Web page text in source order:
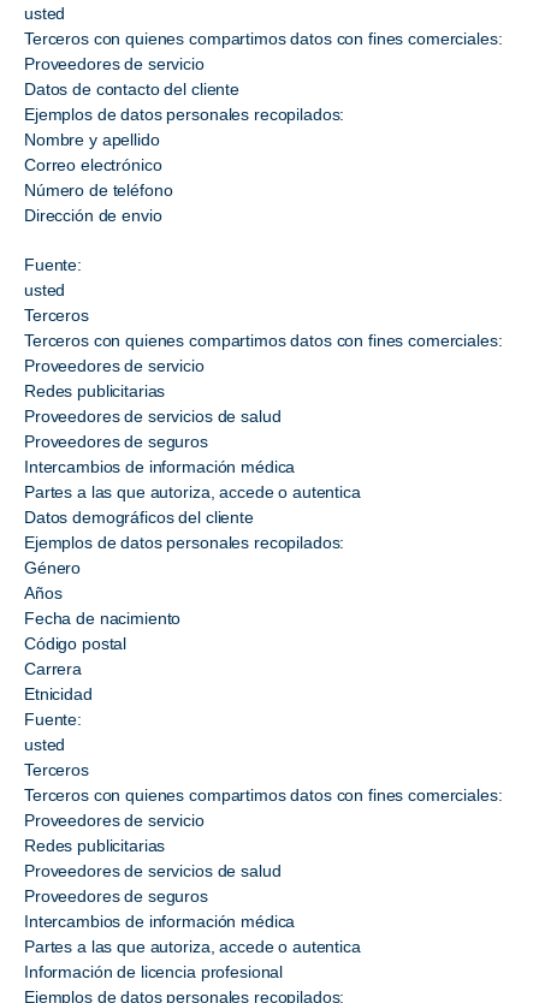
usted
Terceros con quienes compartimos datos con fines comerciales:
Proveedores de servicio
Datos de contacto del cliente
Ejemplos de datos personales recopilados:
Nombre y apellido
Correo electrónico
Número de teléfono
Dirección de envio
Fuente:
usted
Terceros
Terceros con quienes compartimos datos con fines comerciales:
Proveedores de servicio
Redes publicitarias
Proveedores de servicios de salud
Proveedores de seguros
Intercambios de información médica
Partes a las que autoriza, accede o autentica
Datos demográficos del cliente
Ejemplos de datos personales recopilados:
Género
Años
Fecha de nacimiento
Código postal
Carrera
Etnicidad
Fuente:
usted
Terceros
Terceros con quienes compartimos datos con fines comerciales:
Proveedores de servicio
Redes publicitarias
Proveedores de servicios de salud
Proveedores de seguros
Intercambios de información médica
Partes a las que autoriza, accede o autentica
Información de licencia profesional
Ejemplos de datos personales recopilados: